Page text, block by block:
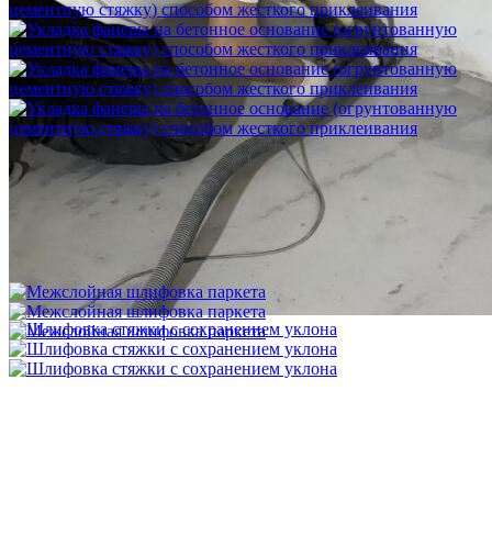
Укладка фанеры на бетонное основание (огрунтованную
цементную стяжку) способом жесткого приклеивания